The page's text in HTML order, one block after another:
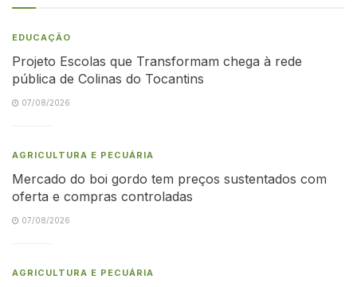
EDUCAÇÃO
Projeto Escolas que Transformam chega à rede
pública de Colinas do Tocantins
07/08/2026
AGRICULTURA E PECUÁRIA
Mercado do boi gordo tem preços sustentados com
oferta e compras controladas
07/08/2026
AGRICULTURA E PECUÁRIA